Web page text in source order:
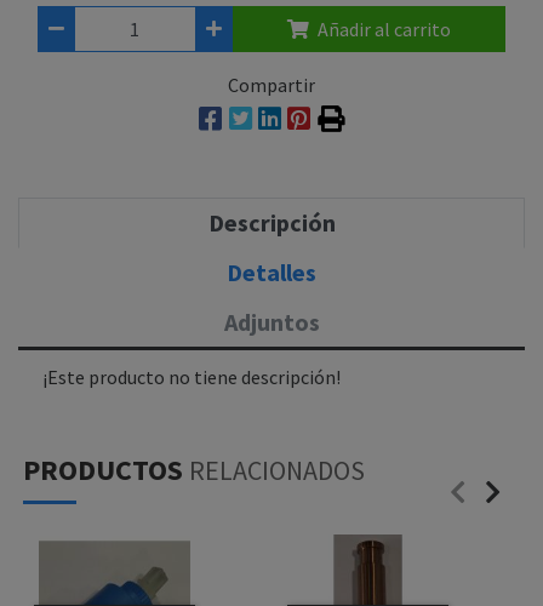
Añadir al carrito
Compartir
Descripción
Detalles
Adjuntos
¡Este producto no tiene descripción!
PRODUCTOS RELACIONADOS